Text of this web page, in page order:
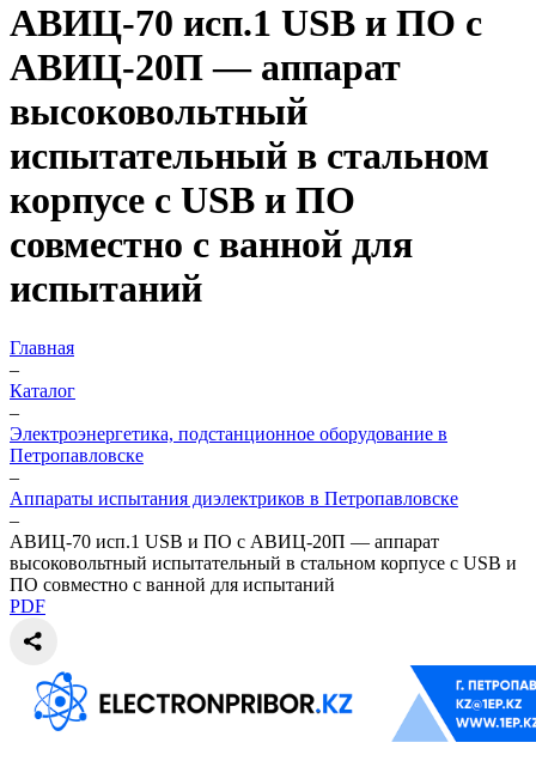
АВИЦ-70 исп.1 USB и ПО c
АВИЦ-20П — аппарат
высоковольтный
испытательный в стальном
корпусе с USB и ПО
совместно с ванной для
испытаний
Главная
–
Каталог
–
Электроэнергетика, подстанционное оборудование в
Петропавловске
–
Аппараты испытания диэлектриков в Петропавловске
–
АВИЦ-70 исп.1 USB и ПО c АВИЦ-20П — аппарат
высоковольтный испытательный в стальном корпусе с USB и
ПО совместно с ванной для испытаний
PDF